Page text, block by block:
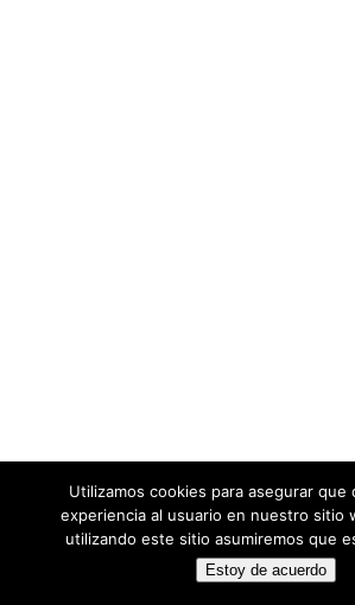
Utilizamos cookies para asegurar que
experiencia al usuario en nuestro sitio
utilizando este sitio asumiremos que
Estoy de acuerdo